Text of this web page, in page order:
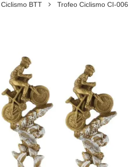
Ciclismo BTT Trofeo Ciclismo CI-006